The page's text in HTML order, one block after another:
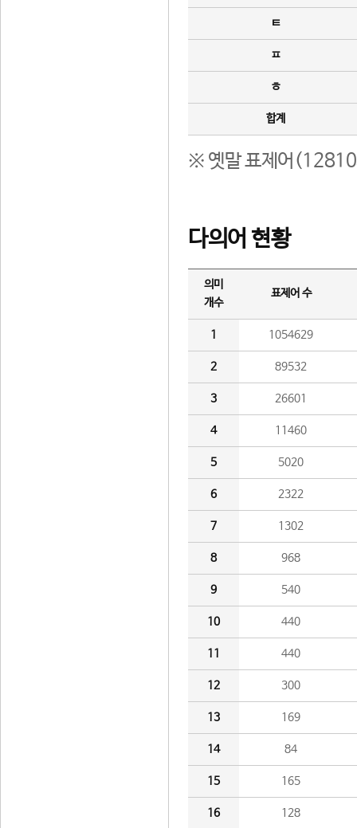
ㅌ
ㅍ
ㅎ
합계
※ 옛말 표제어(12810
다의어 현황
의미
개수
표제어 수
1 1054629
2 89532
3 26601
4 11460
5 5020
6 2322
7 1302
8 968
9 540
10 440
11 440
12 300
13 169
14 84
15 165
16 128